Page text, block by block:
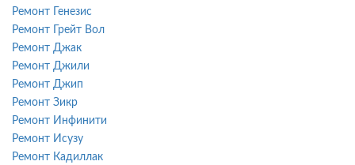
Ремонт Генезис
Ремонт Грейт Вол
Ремонт Джак
Ремонт Джили
Ремонт Джип
Ремонт Зикр
Ремонт Инфинити
Ремонт Исузу
Ремонт Кадиллак